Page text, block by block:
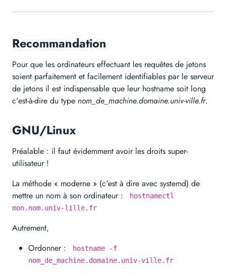
Recommandation
Pour que les ordinateurs effectuant les requêtes de jetons
soient parfaitement et facilement identifiables par le serveur
de jetons il est indispensable que leur hostname soit long
c'est-à-dire du type nom_de_machine.domaine.univ-ville.fr.
GNU/Linux
Préalable : il faut évidemment avoir les droits super-
utilisateur !
La méthode « moderne » (c'est à dire avec systemd) de
mettre un nom à son ordinateur :
hostnamectl
mon.nom.univ-lille.fr
Autrement,
Ordonner :
hostname -f
nom_de_machine.domaine.univ-ville.fr